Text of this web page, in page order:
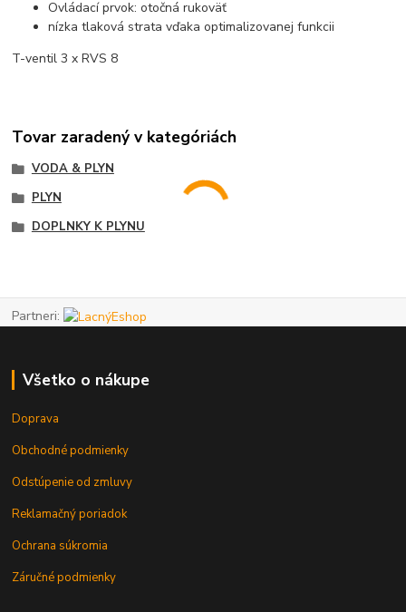
Ovládací prvok: otočná rukoväť
nízka tlaková strata vďaka optimalizovanej funkcii
T-ventil 3 x RVS 8
Tovar zaradený v kategóriách
VODA & PLYN
PLYN
DOPLNKY K PLYNU
Partneri:
Všetko o nákupe
Doprava
Obchodné podmienky
Odstúpenie od zmluvy
Reklamačný poriadok
Ochrana súkromia
Záručné podmienky